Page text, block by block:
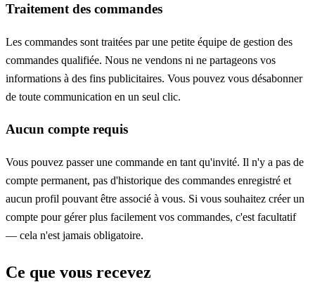
Traitement des commandes
Les commandes sont traitées par une petite équipe de gestion des
commandes qualifiée. Nous ne vendons ni ne partageons vos
informations à des fins publicitaires. Vous pouvez vous désabonner
de toute communication en un seul clic.
Aucun compte requis
Vous pouvez passer une commande en tant qu'invité. Il n'y a pas de
compte permanent, pas d'historique des commandes enregistré et
aucun profil pouvant être associé à vous. Si vous souhaitez créer un
compte pour gérer plus facilement vos commandes, c'est facultatif
— cela n'est jamais obligatoire.
Ce que vous recevez